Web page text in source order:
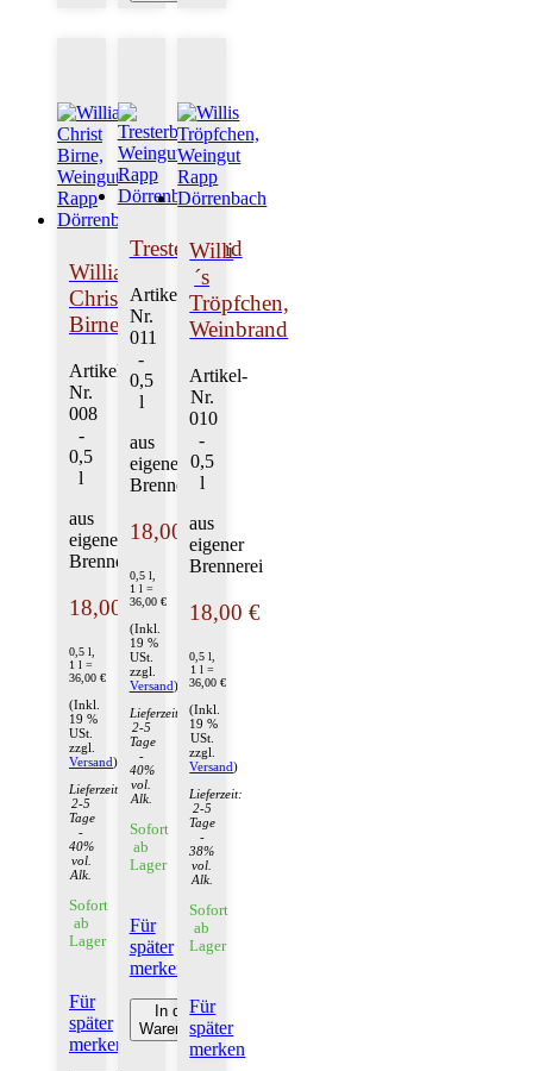
Williams
Christ
Birne
Artikel-
Nr.
008
-
0,5
l
aus
eigener
Brennerei
18,00 €
0,5 l,
1 l =
36,00 €
(Inkl.
19 %
USt.
zzgl.
Versand)
Lieferzeit:
2-5
Tage
-
40%
vol.
Alk.
Sofort
ab
Lager
Für
später
merken
Tresterbrand
Artikel-
Nr.
011
-
0,5
l
aus
eigener
Brennerei
18,00 €
0,5 l,
1 l =
36,00 €
(Inkl.
19 %
USt.
zzgl.
Versand)
Lieferzeit:
2-5
Tage
-
40%
vol.
Alk.
Sofort
ab
Lager
Für
später
merken
In den
Warenkorb
Willi
´s
Tröpfchen,
Weinbrand
Artikel-
Nr.
010
-
0,5
l
aus
eigener
Brennerei
18,00 €
0,5 l,
1 l =
36,00 €
(Inkl.
19 %
USt.
zzgl.
Versand)
Lieferzeit:
2-5
Tage
-
38%
vol.
Alk.
Sofort
ab
Lager
Für
später
merken